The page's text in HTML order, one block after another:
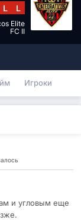
L L
Elite
FC II
Игроки
и угловым еще